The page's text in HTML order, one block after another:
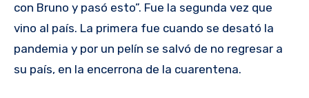
con Bruno y pasó esto”. Fue la segunda vez que
vino al país. La primera fue cuando se desató la
pandemia y por un pelín se salvó de no regresar a
su país, en la encerrona de la cuarentena.